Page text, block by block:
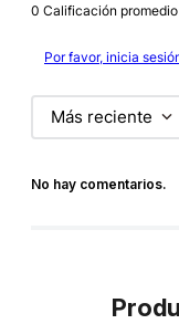
0 Calificación promedio
Por favor, inicia
Más reciente
No hay comentarios.